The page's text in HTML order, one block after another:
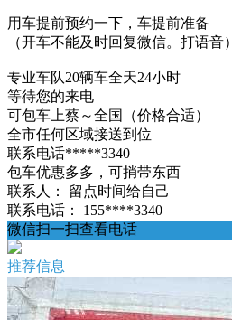
用车提前预约一下，车提前准备
（开车不能及时回复微信。打语音）
专业车队20辆车全天24小时
等待您的来电
可包车上蔡～全国（价格合适）
全市任何区域接送到位
联系电话*****3340
包车优惠多多，可捎带东西
联系人：
留点时间给自己
联系电话：
155****3340
微信扫一扫查看电话
推荐信息